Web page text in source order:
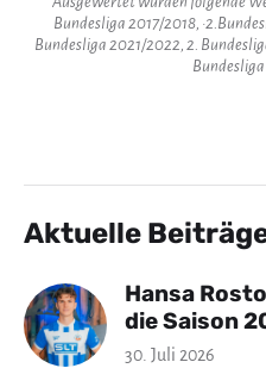
Bundesliga 2017/2018,
Bundesliga 2021/2022, 2.
Aktuelle
Hansa
die Saison
30. Juli 2026